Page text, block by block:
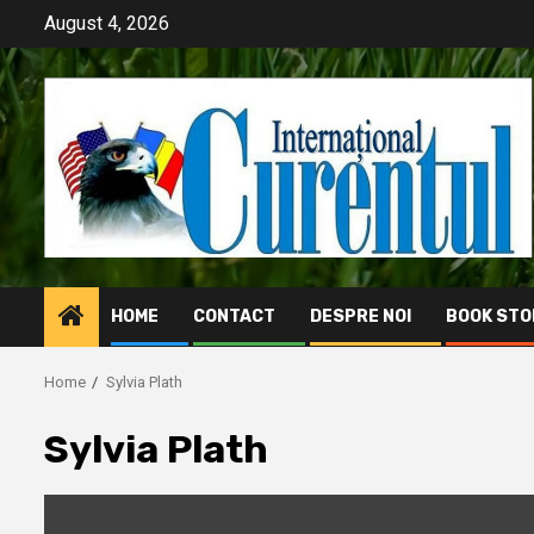
content
August 4, 2026
HOME CONTACT DESPRE NOI BOOK
Home Sylvia Plath
Sylvia Plath